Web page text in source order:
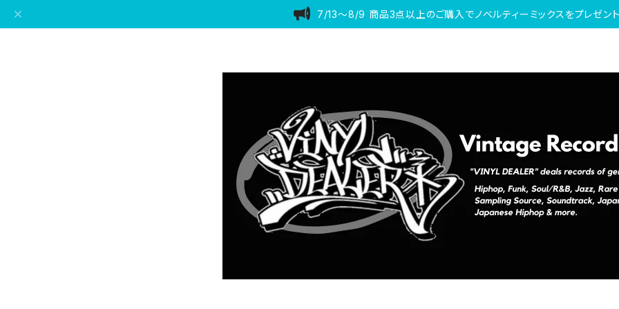
7/13〜8/9 商品3点以上のご購入でノベルティーミックスをプレゼント